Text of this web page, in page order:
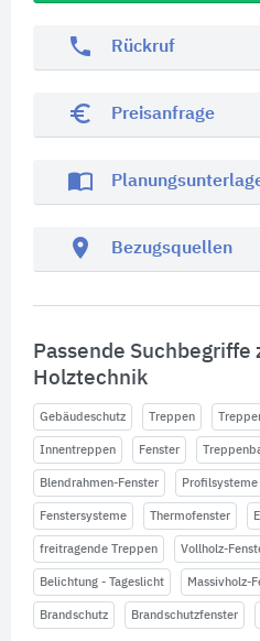
phone Rückruf
euro_symbol Preisanfrage
import_contacts
location_on Bezugsquellen
Passende Suchbegriffe
Holztechnik
Gebäudeschutz Treppen
Innentreppen Fenster
Blendrahmen-Fenster
Fenstersysteme Thermofenster
freitragende Treppen Vollholz-
Belichtung - Tageslicht Massivholz-
Brandschutz Brandschutzfenster